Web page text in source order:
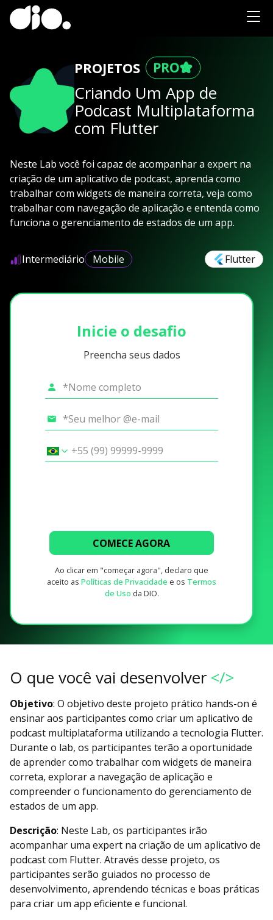
PROJETOS
Criando Um App de
Podcast Multiplataforma
com Flutter
Neste Lab você foi capaz de acompanhar a expert na
criação de um aplicativo de podcast, aprenda como
trabalhar com widgets de maneira correta, veja como
trabalhar com navegação de aplicação e entenda como
funciona o gerenciamento de estados de um app.
Intermediário Mobile Flutter
Inicie o desafio
Preencha seus dados
COMECE AGORA
Ao clicar em "começar agora", declaro que
aceito as Políticas de Privacidade e os Termos
de Uso da DIO.
O que você vai desenvolver </>
Objetivo: O objetivo deste projeto prático hands-on é
ensinar aos participantes como criar um aplicativo de
podcast multiplataforma utilizando a tecnologia Flutter.
Durante o lab, os participantes terão a oportunidade
de aprender como trabalhar com widgets de maneira
correta, explorar a navegação de aplicação e
compreender o funcionamento do gerenciamento de
estados de um app.
Descrição: Neste Lab, os participantes irão
acompanhar uma expert na criação de um aplicativo de
podcast com Flutter. Através desse projeto, os
participantes serão guiados no processo de
desenvolvimento, aprendendo técnicas e boas práticas
para criar um app eficiente e funcional.